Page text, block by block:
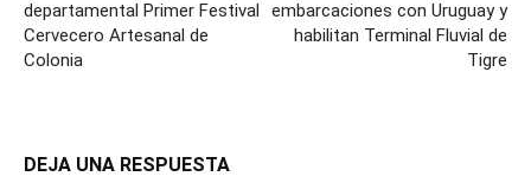
departamental Primer Festival
Cervecero Artesanal de
Colonia
embarcaciones con Uruguay y
habilitan Terminal Fluvial de
Tigre
DEJA UNA RESPUESTA